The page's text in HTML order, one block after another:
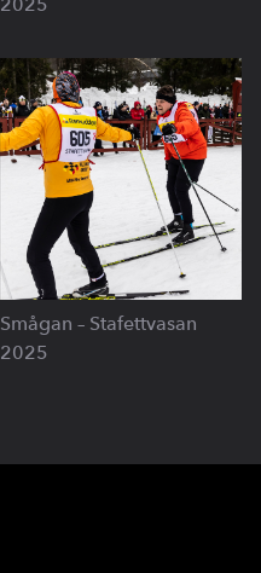
Smågan – Stafettvasan
2025